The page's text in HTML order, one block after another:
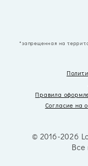
*запрещенная на
Правила
Согласие на
© 2016-2026